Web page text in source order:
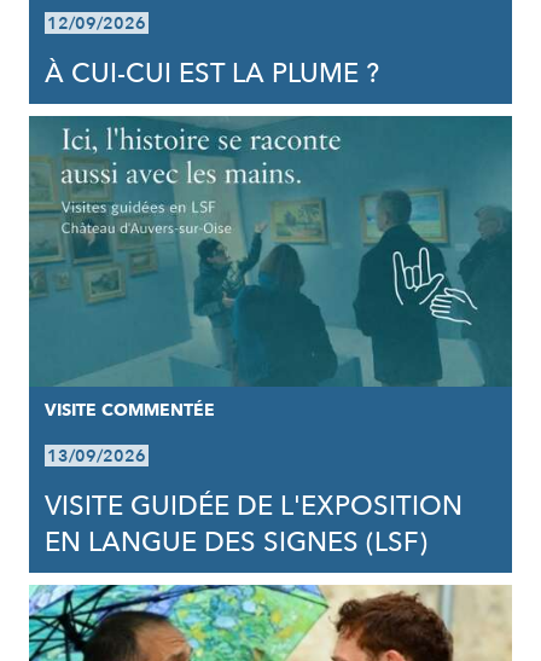
12/09/2026
À CUI-CUI EST LA PLUME ?
VISITE COMMENTÉE
13/09/2026
VISITE GUIDÉE DE L'EXPOSITION
EN LANGUE DES SIGNES (LSF)